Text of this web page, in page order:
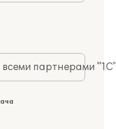
партнерами